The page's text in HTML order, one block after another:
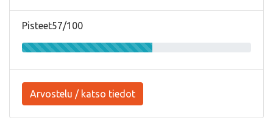
Pisteet57/100
Arvostelu / katso tiedot